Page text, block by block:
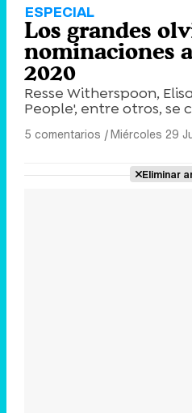
ESPECIAL
Los grandes
nominaciones
2020
Resse Witherspoon,
People', entre otros, se
5 comentarios |Miércoles 29
Eliminar